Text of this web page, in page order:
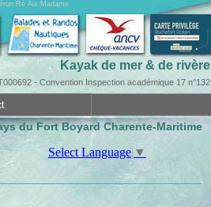
Select Language ▼
Ré Aix Madame
Kayak de mer & de rivère
- Convention Inspection académique 17 n°132
du Fort Boyard Charente-Maritime